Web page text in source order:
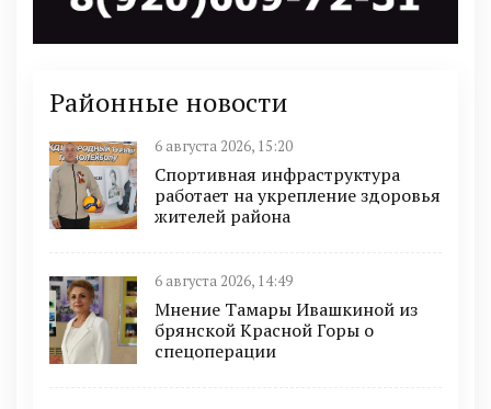
Районные новости
6 августа 2026, 15:20
Спортивная инфраструктура
работает на укрепление здоровья
жителей района
6 августа 2026, 14:49
Мнение Тамары Ивашкиной из
брянской Красной Горы о
спецоперации